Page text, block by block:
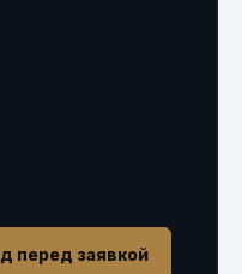
перед заявкой